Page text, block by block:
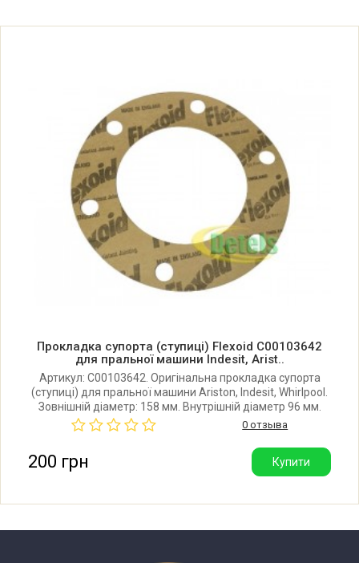
Indesit BAMR400STPTS 46154050000
Indesit BAMR600PT
Indesit BAMR600PT 46128160000
Indesit BAMR600PT 46148900000
Indesit BAMR600PT/S 46154070000
Indesit BAMR600XP
Indesit BAMR600XP/S
Прокладка супорта (ступиці) Flexoid C00103642
для пральної машини Indesit, Arist..
Артикул: C00103642. Оригінальна прокладка супорта
(ступиці) для пральної машини Ariston, Indesit, Whirlpool.
Зовнішній діаметр: 158 мм. Внутрішній діаметр 96 мм.
Виробник: Jointine Products (Lincoln) Ltd. (Велика
Британія).
0 отзыва
200 грн Купити